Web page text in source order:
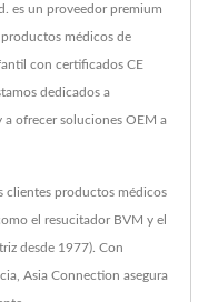
es un proveedor premium
médicos de
con certificados CE
dedicados a
ofrecer soluciones OEM a
clientes productos médicos
el resucitador BVM y el
desde 1977). Con
Asia Connection asegura